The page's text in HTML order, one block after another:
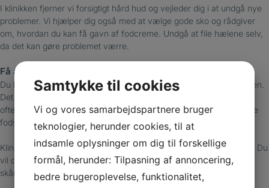
I klinikken fjerner vi forsigtigt hård hud og vejleder dig i at undgå nye
problemer. Vi hjælper dig også med at vælge gode sko og rådgiver
om, hvordan du kan få gavn af fodcreme. Undgå at file hælene selv,
da det kan gøre problemet værre.
Få aflastet hælsporer
Du kan også få en hælspore, som er en lille knogletilvækst på hælen.
Det kan føles som en skarp smerte, når du går. Hælsporer rammer
ofte mennesker, der går meget på arbejdet, og kan skyldes forkerte
fodstillinger, eller at din muskulatur er overbelastet.
Klinikken tilbyder indlæg, der reducerer stød og aflaster dine hæle. Du
vil også blive vejledt i, hvordan du vælger sko, der hjælper med at
skåne dine hæle.
Samtykke til cookies
Vi og vores samarbejdspartnere bruger
teknologier, herunder cookies, til at
indsamle oplysninger om dig til forskellige
formål, herunder: Tilpasning af annoncering,
bedre brugeroplevelse, funktionalitet,